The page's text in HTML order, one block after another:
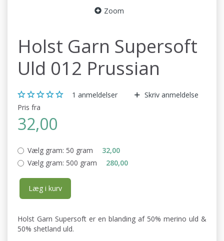
Zoom
Holst Garn Supersoft
Uld 012 Prussian
1 anmeldelser
Skriv anmeldelse
Pris fra
32,00
Vælg gram: 50 gram
32,00
Vælg gram: 500 gram 280,00
Læg i kurv
Holst Garn Supersoft er en blanding af 50% merino uld &
50% shetland uld.